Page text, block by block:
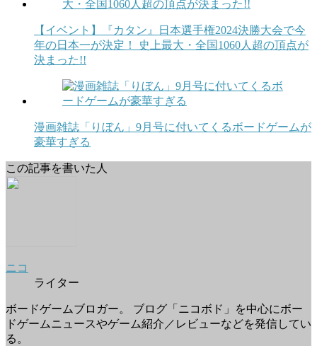
【イベント】『カタン』日本選手権2024決勝大会で今
年の日本一が決定！ 史上最大・全国1060人超の頂点が
決まった!!
漫画雑誌「りぼん」9月号に付いてくるボードゲームが
豪華すぎる
この記事を書いた人
ニコ
ライター
ボードゲームブロガー。 ブログ「ニコボド」を中心にボー
ドゲームニュースやゲーム紹介／レビューなどを発信してい
る。